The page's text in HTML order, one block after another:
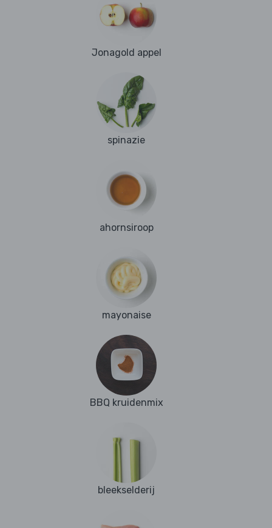
Jonagold appel
spinazie
ahornsiroop
mayonaise
BBQ kruidenmix
bleekselderij